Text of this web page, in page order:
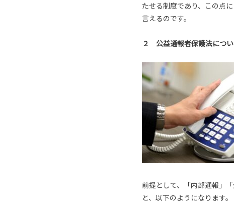
たせる制度であり、この点
言えるのです。
２ 公益通報者保護法につ
前提として、「内部通報」
と、以下のようになります。